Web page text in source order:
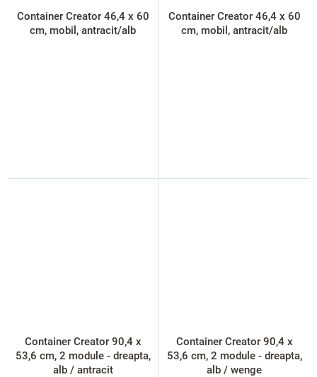
Container Creator 46,4 x 60
cm, mobil, antracit/alb
Container Creator 46,4 x 60
cm, mobil, antracit/alb
Container Creator 90,4 x
53,6 cm, 2 module - dreapta,
alb / antracit
Container Creator 90,4 x
53,6 cm, 2 module - dreapta,
alb / wenge